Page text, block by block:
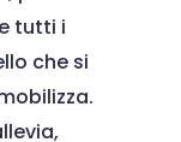
tutti i
che si